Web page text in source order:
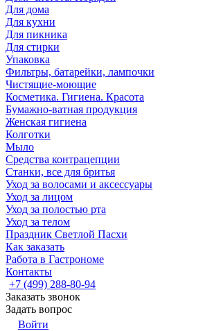
Для дома
Для кухни
Для пикника
Для стирки
Упаковка
Фильтры, батарейки, лампочки
Чистящие-моющие
Косметика. Гигиена. Красота
Бумажно-ватная продукция
Женская гигиена
Колготки
Мыло
Средства контрацепции
Станки, все для бритья
Уход за волосами и аксессуары
Уход за лицом
Уход за полостью рта
Уход за телом
Праздник Светлой Пасхи
Как заказать
Работа в Гастрономе
Контакты
+7 (499) 288-80-94
Заказать звонок
Задать вопрос
Войти